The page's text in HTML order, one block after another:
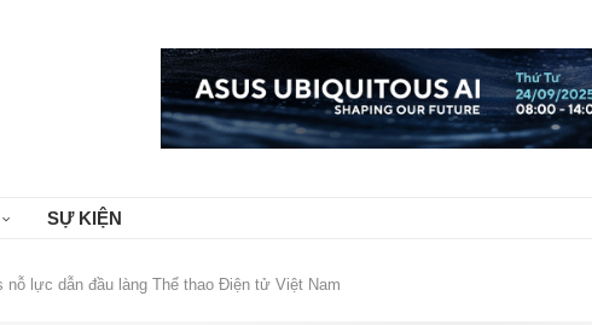
SỰ KIỆN
nỗ lực dẫn đầu làng Thể thao Điện tử Việt Nam